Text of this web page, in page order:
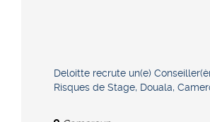
Deloitte recrute un(e)
Risques de Stage, Douala,